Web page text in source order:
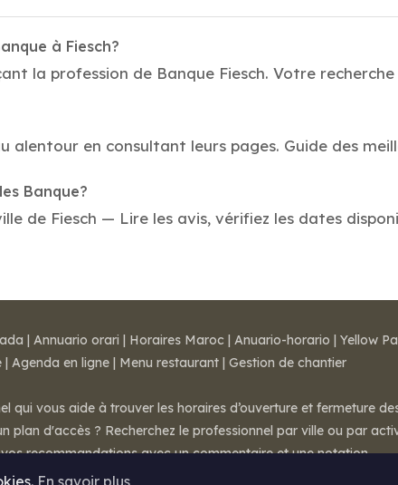
à Fiesch?
la profession de Banque Fiesch. Votre
en consultant leurs pages. Guide des
Banque?
de Fiesch — Lire les avis, vérifiez les dates
En savoir plus
| Annuario orari | Horaires Maroc | Anuario-horario | Yellow
| Agenda en ligne | Menu restaurant | Gestion de chantier
qui vous aide à trouver les horaires d’ouverture et fermeture
plan d'accès ? Recherchez le professionnel par ville ou par
recommandations avec un commentaire et une notation.